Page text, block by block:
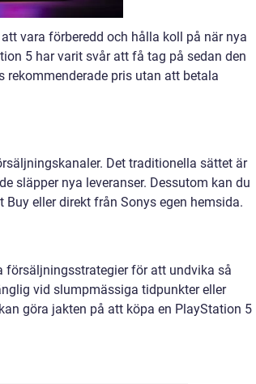
vara förberedd och hålla koll på när nya
5 har varit svår att få tag på sedan den
rekommenderade pris utan att betala
Det traditionella sättet är
släpper nya leveranser. Dessutom kan du
eller direkt från Sonys egen hemsida.
försäljningsstrategier för att undvika så
vid slumpmässiga tidpunkter eller
göra jakten på att köpa en PlayStation 5